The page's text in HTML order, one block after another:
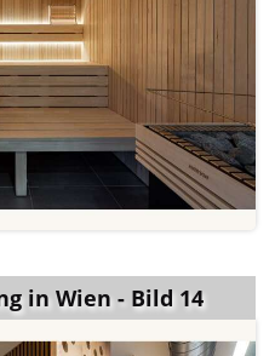
in Wien - Bild 14